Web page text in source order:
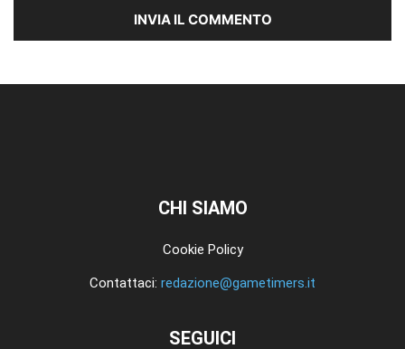
CHI SIAMO
Cookie Policy
Contattaci: redazione@gametimers.it
SEGUICI